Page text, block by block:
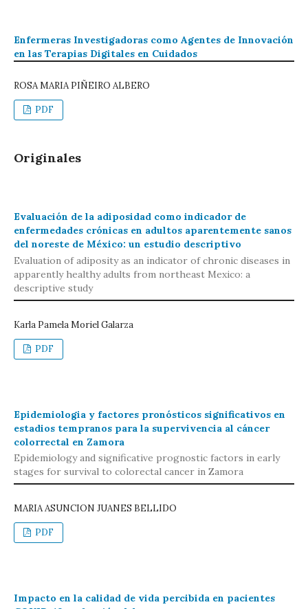
Enfermeras Investigadoras como Agentes de Innovación
en las Terapias Digitales en Cuidados
ROSA MARIA PIÑEIRO ALBERO
PDF
Originales
Evaluación de la adiposidad como indicador de
enfermedades crónicas en adultos aparentemente sanos
del noreste de México: un estudio descriptivo
Evaluation of adiposity as an indicator of chronic diseases in
apparently healthy adults from northeast Mexico: a
descriptive study
Karla Pamela Moriel Galarza
PDF
Epidemiologia y factores pronósticos significativos en
estadios tempranos para la supervivencia al cáncer
colorrectal en Zamora
Epidemiology and significative prognostic factors in early
stages for survival to colorectal cancer in Zamora
MARIA ASUNCION JUANES BELLIDO
PDF
Impacto en la calidad de vida percibida en pacientes